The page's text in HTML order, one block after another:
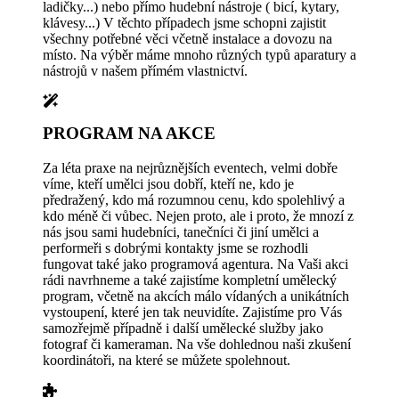
ladičky...) nebo přímo hudební nástroje ( bicí, kytary,
klávesy...) V těchto případech jsme schopni zajistit
všechny potřebné věci včetně instalace a dovozu na
místo. Na výběr máme mnoho různých typů aparatury a
nástrojů v našem přímém vlastnictví.
PROGRAM NA AKCE
Za léta praxe na nejrůznějších eventech, velmi dobře
víme, kteří umělci jsou dobří, kteří ne, kdo je
předražený, kdo má rozumnou cenu, kdo spolehlivý a
kdo méně či vůbec. Nejen proto, ale i proto, že mnozí z
nás jsou sami hudebníci, tanečníci či jiní umělci a
performeři s dobrými kontakty jsme se rozhodli
fungovat také jako programová agentura. Na Vaši akci
rádi navrhneme a také zajistíme kompletní umělecký
program, včetně na akcích málo vídaných a unikátních
vystoupení, které jen tak neuvidíte. Zajistíme pro Vás
samozřejmě případně i další umělecké služby jako
fotograf či kameraman. Na vše dohlednou naši zkušení
koordinátoři, na které se můžete spolehnout.